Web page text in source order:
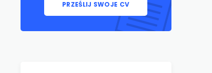
PRZEŚLIJ SWOJE CV